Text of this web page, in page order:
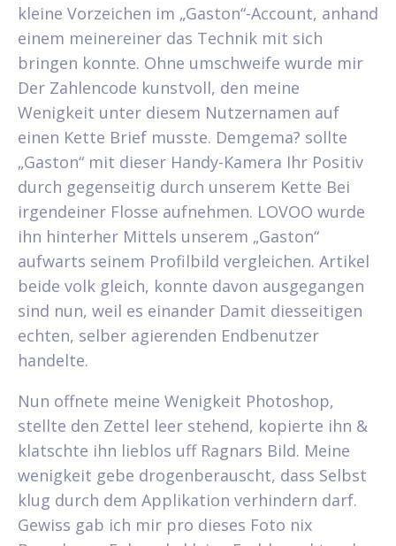
kleine Vorzeichen im „Gaston“-Account, anhand
einem meinereiner das Technik mit sich
bringen konnte. Ohne umschweife wurde mir
Der Zahlencode kunstvoll, den meine
Wenigkeit unter diesem Nutzernamen auf
einen Kette Brief musste. Demgema? sollte
„Gaston“ mit dieser Handy-Kamera Ihr Positiv
durch gegenseitig durch unserem Kette Bei
irgendeiner Flosse aufnehmen. LOVOO wurde
ihn hinterher Mittels unserem „Gaston“
aufwarts seinem Profilbild vergleichen. Artikel
beide volk gleich, konnte davon ausgegangen
sind nun, weil es einander Damit diesseitigen
echten, selber agierenden Endbenutzer
handelte.
Nun offnete meine Wenigkeit Photoshop,
stellte den Zettel leer stehend, kopierte ihn &
klatschte ihn lieblos uff Ragnars Bild. Meine
wenigkeit gebe drogenberauscht, dass Selbst
klug durch dem Applikation verhindern darf.
Gewiss gab ich mir pro dieses Foto nix